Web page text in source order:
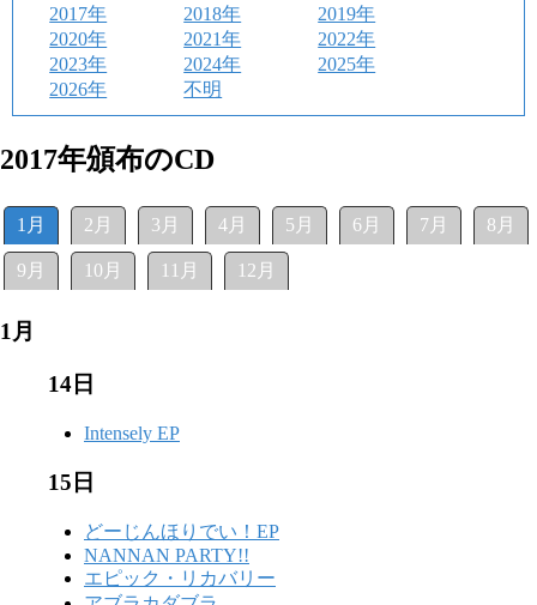
2017年
2018年
2019年
2020年
2021年
2022年
2023年
2024年
2025年
2026年
不明
2017年頒布のCD
1月 2月 3月 4月 5月 6月 7月 8月
9月 10月 11月 12月
1月
14日
Intensely EP
15日
どーじんほりでい！EP
NANNAN PARTY!!
エピック・リカバリー